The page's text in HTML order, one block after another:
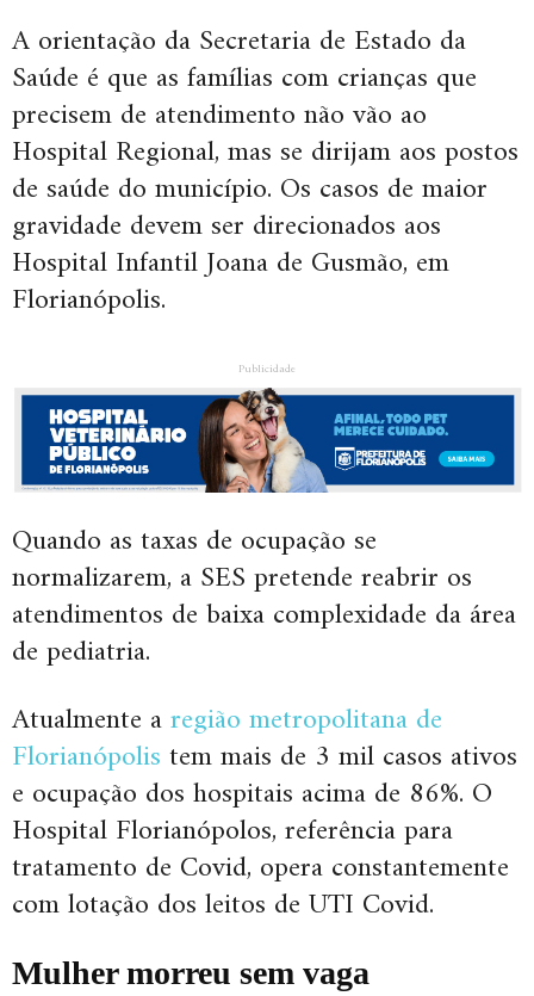
A orientação da Secretaria de Estado da
Saúde é que as famílias com crianças que
precisem de atendimento não vão ao
Hospital Regional, mas se dirijam aos postos
de saúde do município. Os casos de maior
gravidade devem ser direcionados aos
Hospital Infantil Joana de Gusmão, em
Florianópolis.
Publicidade
Quando as taxas de ocupação se
normalizarem, a SES pretende reabrir os
atendimentos de baixa complexidade da área
de pediatria.
Atualmente aregião metropolitana de
Florianópolistem mais de 3 mil casos ativos
e ocupação dos hospitais acima de 86%. O
Hospital Florianópolos, referência para
tratamento de Covid, opera constantemente
com lotação dos leitos de UTI Covid.
Mulher morreu sem vaga